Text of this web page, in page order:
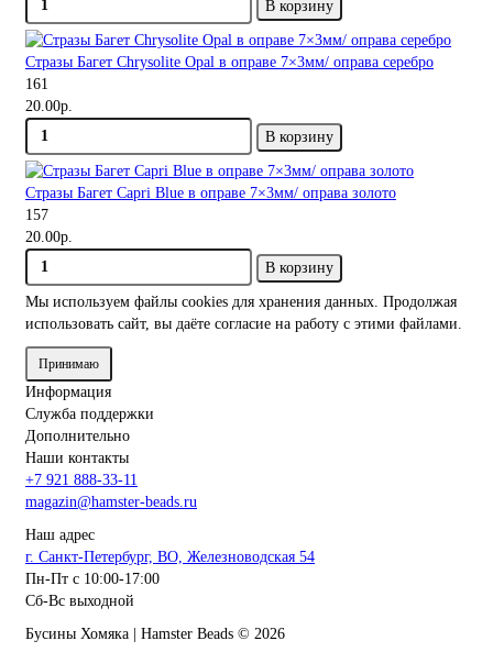
В корзину
Стразы Багет Chrysolite Opal в оправе 7×3мм/ оправа серебро
161
20.00р.
В корзину
Стразы Багет Capri Blue в оправе 7×3мм/ оправа золото
157
20.00р.
В корзину
Мы используем файлы cookies для хранения данных. Продолжая
использовать сайт, вы даёте согласие на работу с этими файлами.
Принимаю
Информация
Служба поддержки
Дополнительно
Наши контакты
+7 921 888-33-11
magazin@hamster-beads.ru
Наш адрес
г. Санкт-Петербург, ВО, Железноводская 54
Пн-Пт с 10:00-17:00
Сб-Вс выходной
Бусины Хомяка | Hamster Beads © 2026